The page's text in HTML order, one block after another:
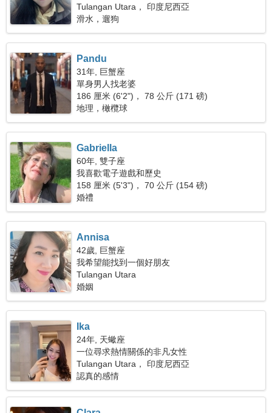
Tulangan Utara， 印度尼西亞
滑水，遛狗
Pandu
31年, 巨蟹座
單身男人找老婆
186 厘米 (6'2")， 78 公斤 (171 磅)
地理，橄欖球
Gabriella
60年, 雙子座
我喜歡電子遊戲和歷史
158 厘米 (5'3")， 70 公斤 (154 磅)
婚禮
Annisa
42歲, 巨蟹座
我希望能找到一個好朋友
Tulangan Utara
婚姻
Ika
24年, 天蠍座
一位尋求熱情關係的非凡女性
Tulangan Utara， 印度尼西亞
認真的感情